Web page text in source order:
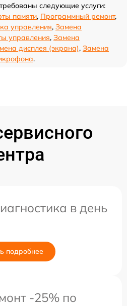
следующие услуги:
памяти, Программный ремонт,
управления, Замена
управления, Замена
дисплея (экрана), Замена
.
в день
подробнее
-25% по